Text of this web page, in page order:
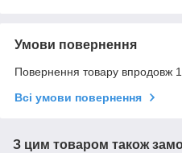
Умови повернення
Повернення товару впродовж
Всі умови повернення
З цим товаром також